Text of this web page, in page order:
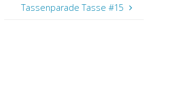
Tassenparade Tasse #15